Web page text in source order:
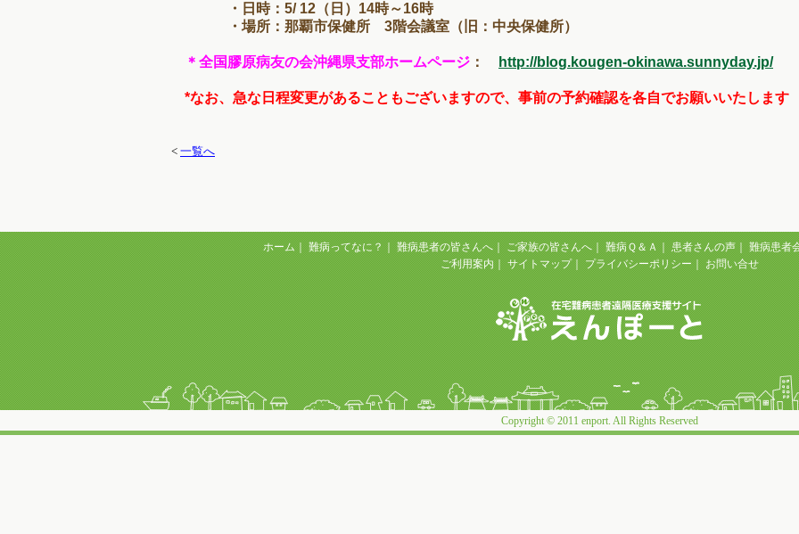
・日時：5/ 12（日）14時～16時
・場所：那覇市保健所 3階会議室（旧：中央保健所）
＊全国膠原病友の会沖縄県支部ホームページ ： http://blog.kougen-okinawa.sunnyday.jp/
*なお、急な日程変更があることもございますので、事前の予約確認を各自でお願いいたします
< 一覧へ
ホーム｜ 難病ってなに？｜ 難病患者の皆さんへ｜ ご家族の皆さんへ｜ 難病Ｑ＆Ａ｜ 患者さんの声｜ 難病患者
ご利用案内｜ サイトマップ｜ プライバシーポリシー｜ お問い合せ
Copyright © 2011 enport. All Rights Reserved